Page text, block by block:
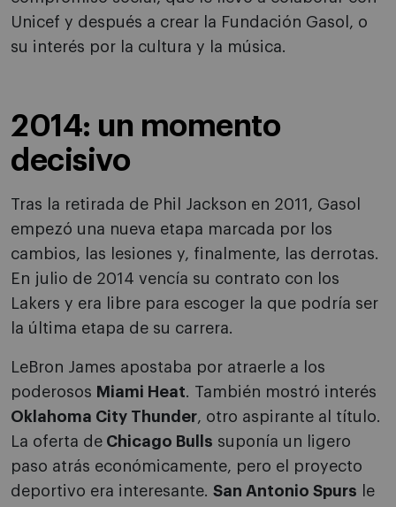
Unicef y después a crear la Fundación Gasol, o
su interés por la cultura y la música.
2014: un momento
decisivo
Tras la retirada de Phil Jackson en 2011, Gasol
empezó una nueva etapa marcada por los
cambios, las lesiones y, finalmente, las derrotas.
En julio de 2014 vencía su contrato con los
Lakers y era libre para escoger la que podría ser
la última etapa de su carrera.
LeBron James apostaba por atraerle a los
poderosos Miami Heat. También mostró interés
Oklahoma City Thunder, otro aspirante al título.
La oferta de Chicago Bulls suponía un ligero
paso atrás económicamente, pero el proyecto
deportivo era interesante. San Antonio Spurs le